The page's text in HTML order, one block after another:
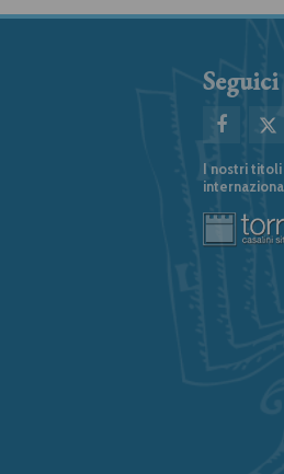
Seguici
I nostri